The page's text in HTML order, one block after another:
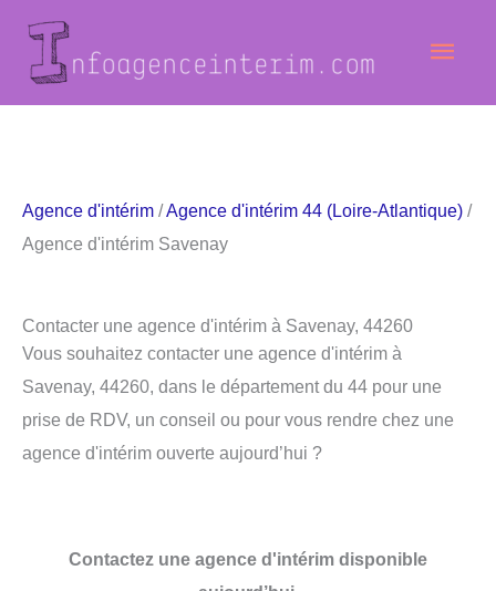
contenu
Agence d'intérim /Agence d'intérim 44 (Loire-Atlantique) /
Agence d'intérim Savenay
Contacter une agence d'intérim à Savenay, 44260
Vous souhaitez contacter une agence d'intérim à
Savenay, 44260, dans le département du 44 pour une
prise de RDV, un conseil ou pour vous rendre chez une
agence d'intérim ouverte aujourd’hui ?
Contactez une agence d'intérim disponible